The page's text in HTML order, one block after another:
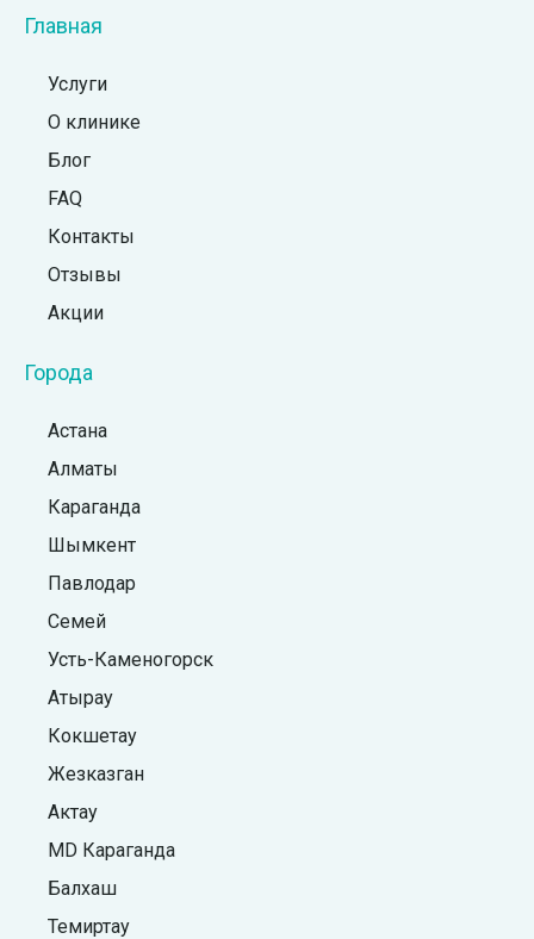
Главная
Услуги
О клинике
Блог
FAQ
Контакты
Отзывы
Акции
Города
Астана
Алматы
Караганда
Шымкент
Павлодар
Семей
Усть-Каменогорск
Атырау
Кокшетау
Жезказган
Актау
MD Караганда
Балхаш
Темиртау